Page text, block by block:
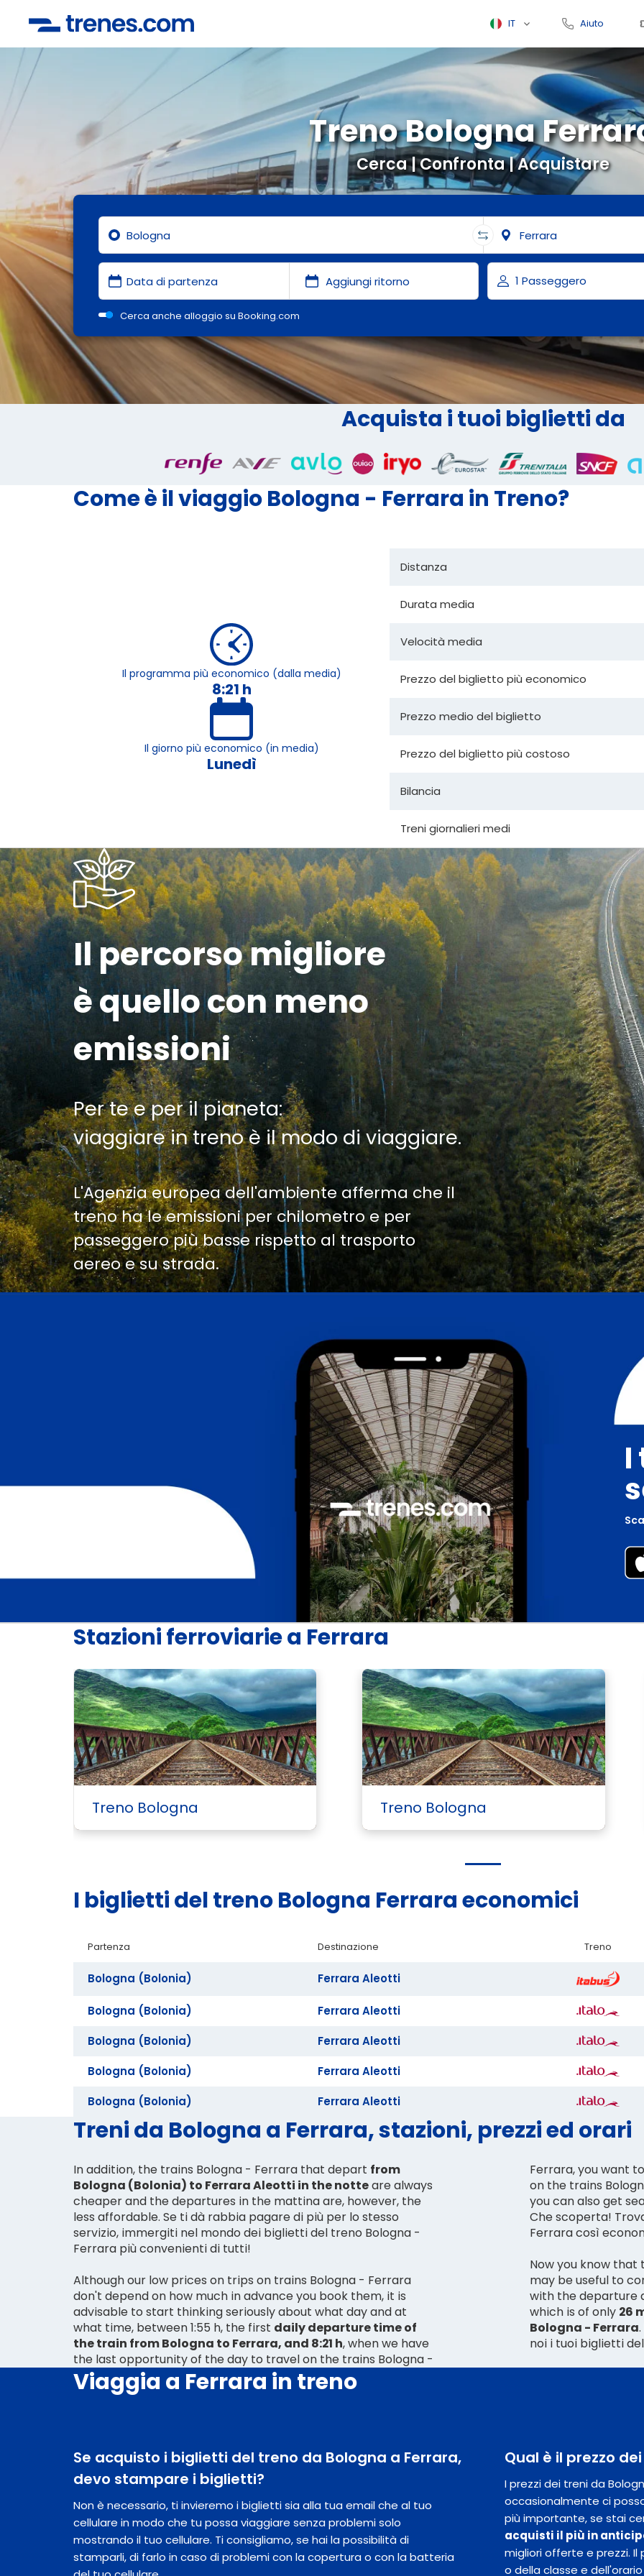
IT Aiuto
Cerca | Confronta | Acquistare
Treno Bologna
Cerca anche alloggio su Booking.com
Acquista i tuoi biglietti da
Come è il viaggio Bologna - Ferrara in Treno?
Il programma più economico (dalla media)
8:21 h
Il giorno più economico (in media)
Lunedì
Distanza
Durata media
Velocità media
Prezzo del biglietto più economico
Prezzo medio del biglietto
Prezzo del biglietto più costoso
Bilancia
Treni giornalieri medi
Il percorso migliore
è quello con meno
emissioni
Per te e per il pianeta:
viaggiare in treno è il modo di viaggiare.
L'Agenzia europea dell'ambiente afferma che il
treno ha le emissioni per chilometro e per
passeggero più basse rispetto al trasporto
aereo e su strada.
I
Stazioni ferroviarie a Ferrara
Treno Bologna Treno Bologna
I biglietti del treno Bologna Ferrara economici
Partenza Destinazione Treno
Bologna (Bolonia) Ferrara Aleotti
Bologna (Bolonia) Ferrara Aleotti
Bologna (Bolonia)
Ferrara Aleotti
Bologna (Bolonia)
Ferrara Aleotti
Bologna (Bolonia)
Ferrara Aleotti
Treni da Bologna a Ferrara, stazioni, prezzi ed orari
In addition, the trains Bologna - Ferrara that depart from
Bologna (Bolonia) to Ferrara Aleotti in the notteare always
cheaper and the departures in the mattina are, however, the
less affordable. Se ti dà rabbia pagare di più per lo stesso
servizio, immergiti nel mondo dei biglietti del treno Bologna -
Ferrara più convenienti di tutti!
Although our low prices on trips on trains Bologna - Ferrara
don't depend on how much in advance you book them, it is
advisable to start thinking seriously about what day and at
what time, between 1:55 h, the first daily departure time of
the train from Bologna to Ferrara, and 8:21 h, when we have
the last opportunity of the day to travel on the trains Bologna -
Ferrara, you want
on the trains
you can also get
Che scoperta!
Ferrara così
Now you know that
may be useful to
with the departure
which is of only 26
Bologna - Ferrara
noi i tuoi biglietti
Viaggia a Ferrara in treno
Se acquisto i biglietti del treno da Bologna a Ferrara,
devo stampare i biglietti?
Non è necessario, ti invieremo i biglietti sia alla tua email che al tuo
cellulare in modo che tu possa viaggiare senza problemi solo
mostrando il tuo cellulare. Ti consigliamo, se hai la possibilità di
stamparli, di farlo in caso di problemi con la copertura o con la batteria
Qual è il prezzo
I prezzi dei treni da
occasionalmente ci
più importante, se stai
acquisti il ​​più in
migliori offerte e prezzi.
o della classe e